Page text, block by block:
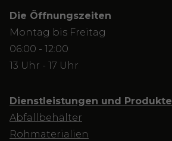
Die Öffnungszeiten
Montag bis Freitag
06:00 - 12:00
13 Uhr - 17 Uhr
Dienstleistungen und Produkte
Abfallbehälter
Rohmaterialien